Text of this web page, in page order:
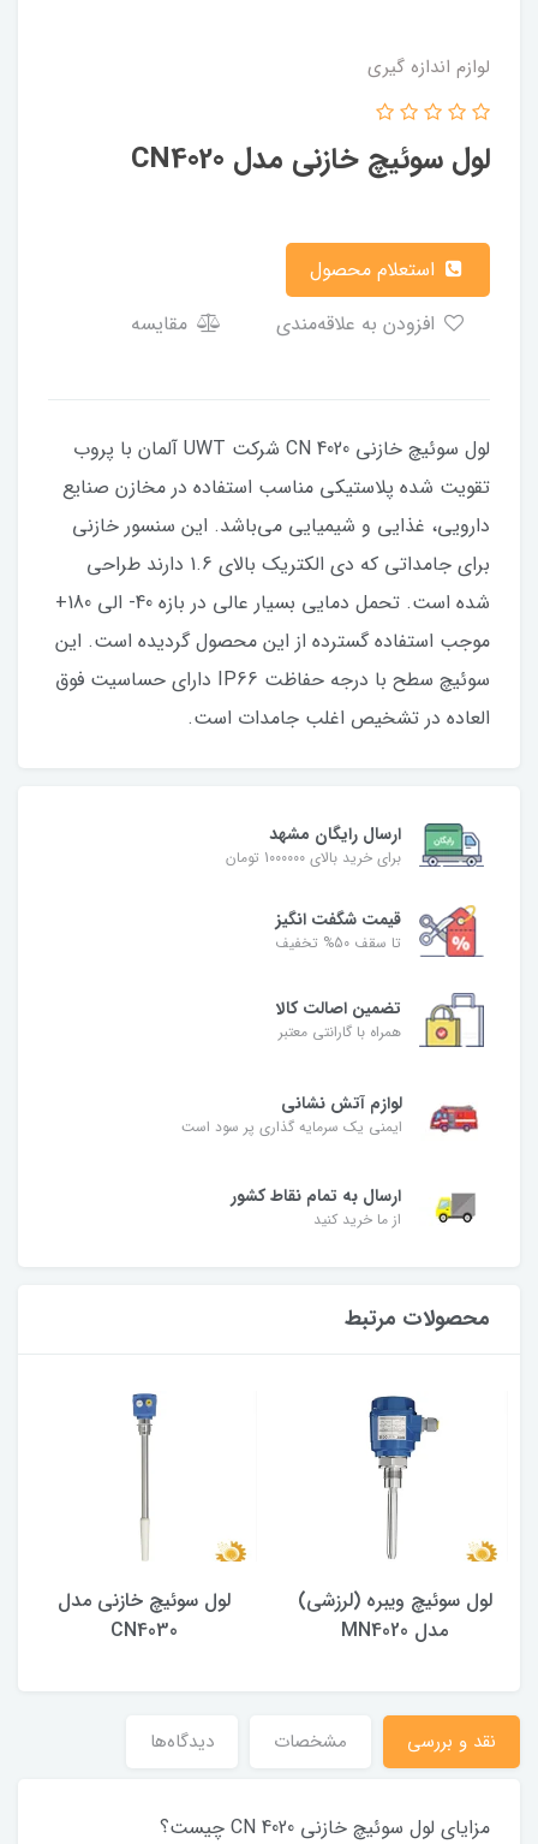
لوازم اندازه گیری
لول سوئیچ خازنی مدل CN4020
مقایسه
لول سوئیچ خازنی CN 4020 شرکت UWT آلمان با پروب
تقویت شده پلاستیکی مناسب استفاده در مخازن صنایع
دارویی، غذایی و شیمیایی می‌باشد. این سنسور خازنی
برای جامداتی که دی الکتریک بالای 1.6 دارند طراحی
شده است. تحمل دمایی بسیار عالی در بازه 40- الی 180+
موجب استفاده گسترده از این محصول گردیده است. این
سوئیچ سطح با درجه حفاظت IP66 دارای حساسیت فوق
العاده در تشخیص اغلب جامدات است.
ارسال رایگان مشهد
برای خرید بالای 1000000 تومان
قیمت شگفت‌ انگیز
تا سقف 50% تخفیف
تضمین اصالت کالا
همراه با گارانتی معتبر
لوازم آتش نشانی
ایمنی یک سرمایه گذاری پر سود است
ارسال به تمام نقاط کشور
از ما خرید کنید
محصولات مرتبط
لول سوئیچ ویبره (لرزشی)
مدل MN4020
لول سوئیچ خازنی مدل
CN4030
نقد و بررسی مشخصات دیدگاه‌ها
مزایای لول سوئیچ خازنی CN 4020 چیست؟